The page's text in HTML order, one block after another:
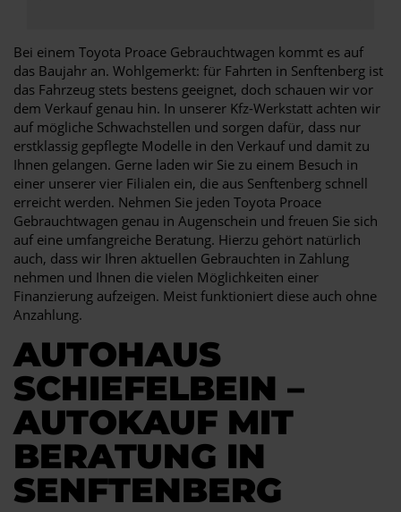
Bei einem Toyota Proace Gebrauchtwagen kommt es auf
das Baujahr an. Wohlgemerkt: für Fahrten in Senftenberg ist
das Fahrzeug stets bestens geeignet, doch schauen wir vor
dem Verkauf genau hin. In unserer Kfz-Werkstatt achten wir
auf mögliche Schwachstellen und sorgen dafür, dass nur
erstklassig gepflegte Modelle in den Verkauf und damit zu
Ihnen gelangen. Gerne laden wir Sie zu einem Besuch in
einer unserer vier Filialen ein, die aus Senftenberg schnell
erreicht werden. Nehmen Sie jeden Toyota Proace
Gebrauchtwagen genau in Augenschein und freuen Sie sich
auf eine umfangreiche Beratung. Hierzu gehört natürlich
auch, dass wir Ihren aktuellen Gebrauchten in Zahlung
nehmen und Ihnen die vielen Möglichkeiten einer
Finanzierung aufzeigen. Meist funktioniert diese auch ohne
Anzahlung.
AUTOHAUS
SCHIEFELBEIN –
AUTOKAUF MIT
BERATUNG IN
SENFTENBERG